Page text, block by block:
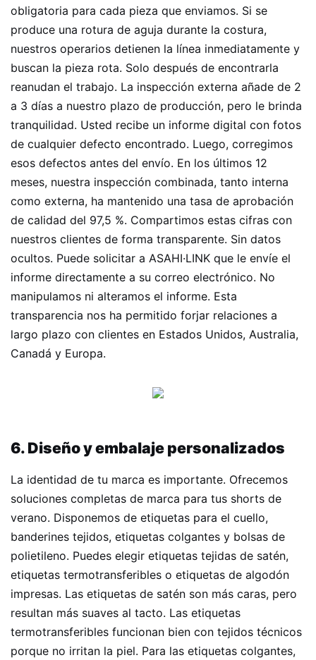
obligatoria para cada pieza que enviamos. Si se
produce una rotura de aguja durante la costura,
nuestros operarios detienen la línea inmediatamente y
buscan la pieza rota. Solo después de encontrarla
reanudan el trabajo. La inspección externa añade de 2
a 3 días a nuestro plazo de producción, pero le brinda
tranquilidad. Usted recibe un informe digital con fotos
de cualquier defecto encontrado. Luego, corregimos
esos defectos antes del envío. En los últimos 12
meses, nuestra inspección combinada, tanto interna
como externa, ha mantenido una tasa de aprobación
de calidad del 97,5 %. Compartimos estas cifras con
nuestros clientes de forma transparente. Sin datos
ocultos. Puede solicitar a ASAHI·LINK que le envíe el
informe directamente a su correo electrónico. No
manipulamos ni alteramos el informe. Esta
transparencia nos ha permitido forjar relaciones a
largo plazo con clientes en Estados Unidos, Australia,
Canadá y Europa.
6. Diseño y embalaje personalizados
La identidad de tu marca es importante. Ofrecemos
soluciones completas de marca para tus shorts de
verano. Disponemos de etiquetas para el cuello,
banderines tejidos, etiquetas colgantes y bolsas de
polietileno. Puedes elegir etiquetas tejidas de satén,
etiquetas termotransferibles o etiquetas de algodón
impresas. Las etiquetas de satén son más caras, pero
resultan más suaves al tacto. Las etiquetas
termotransferibles funcionan bien con tejidos técnicos
porque no irritan la piel. Para las etiquetas colgantes,